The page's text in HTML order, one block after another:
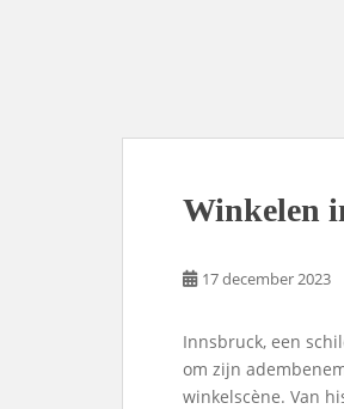
Winkelen
17 december 2023
Innsbruck, een
om zijn
winkelscène. Van